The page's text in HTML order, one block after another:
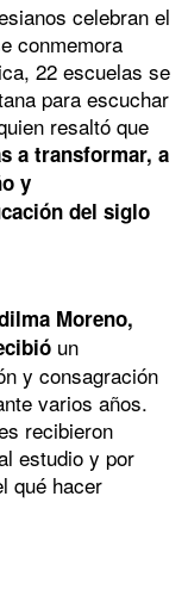
celebran el
conmemora
22 escuelas se
para escuchar
resaltó que
a transformar, a
y
del siglo
Moreno,
un
y consagración
varios años.
recibieron
estudio y por
qué hacer